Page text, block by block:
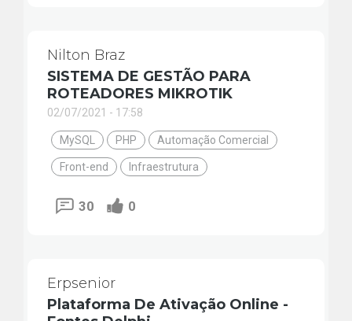
Nilton Braz
SISTEMA DE GESTÃO PARA
ROTEADORES MIKROTIK
02/07/2021 - 17:58
MySQL PHP Automação Comercial
Front-end Infraestrutura
30 0
Erpsenior
Plataforma De Ativação Online -